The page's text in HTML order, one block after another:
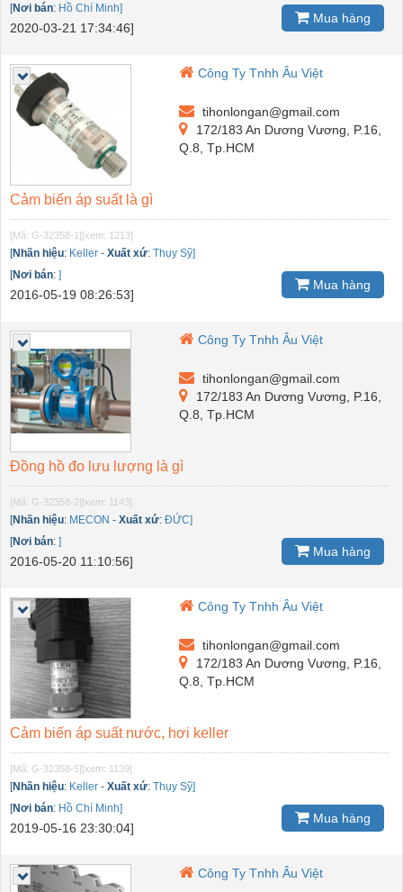
[Nơi bán: Hồ Chí Minh]
2020-03-21 17:34:46]
Mua hàng
Công Ty Tnhh Âu Việt
tihonlongan@gmail.com
172/183 An Dương Vương, P.16,
Q.8, Tp.HCM
Cảm biến áp suất là gì
[Mã: G-32358-1][xem: 1213]
[Nhãn hiệu: Keller - Xuất xứ: Thụy Sỹ]
[Nơi bán: ]
2016-05-19 08:26:53]
Mua hàng
Công Ty Tnhh Âu Việt
tihonlongan@gmail.com
172/183 An Dương Vương, P.16,
Q.8, Tp.HCM
Đồng hồ đo lưu lượng là gì
[Mã: G-32358-2][xem: 1143]
[Nhãn hiệu: MECON - Xuất xứ: ĐỨC]
[Nơi bán: ]
2016-05-20 11:10:56]
Mua hàng
Công Ty Tnhh Âu Việt
tihonlongan@gmail.com
172/183 An Dương Vương, P.16,
Q.8, Tp.HCM
Cảm biến áp suất nước, hơi keller
[Mã: G-32358-5][xem: 1139]
[Nhãn hiệu: Keller - Xuất xứ: Thụy Sỹ]
[Nơi bán: Hồ Chí Minh]
2019-05-16 23:30:04]
Mua hàng
Công Ty Tnhh Âu Việt